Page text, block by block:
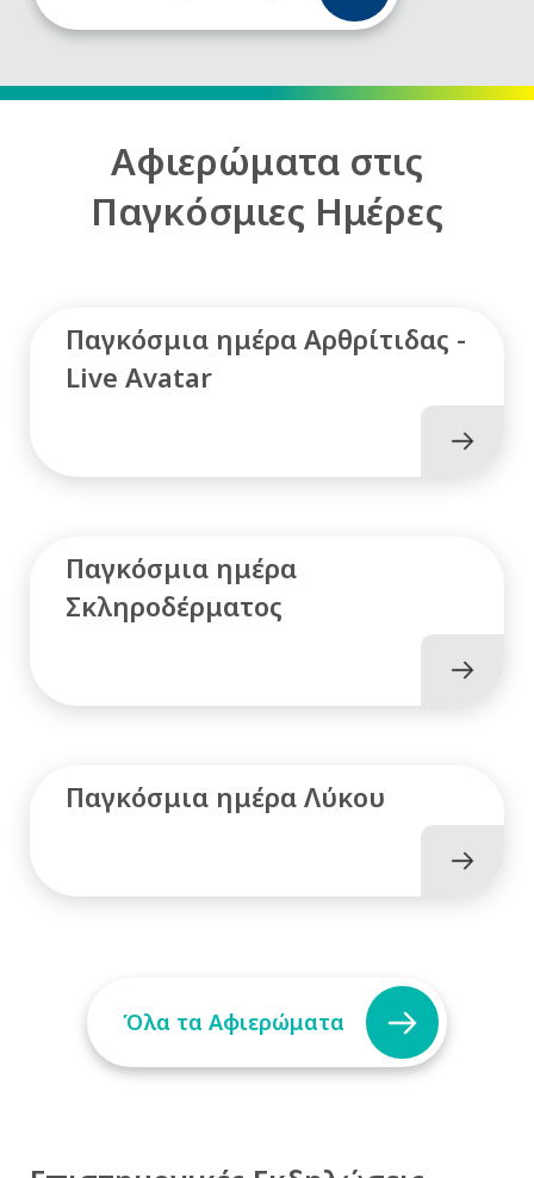
Αφιερώματα στις
Παγκόσμιες Ημέρες
Παγκόσμια ημέρα Αρθρίτιδας -
Live Avatar
Παγκόσμια ημέρα
Σκληροδέρματος
Παγκόσμια ημέρα Λύκου
Όλα τα Αφιερώματα